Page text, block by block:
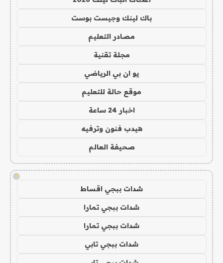
باك لينك وجيست بوست
مصادر التعليم
مجلة تقنية
يو ان بي الرياضي
موقع حالة للتعليم
اخبار 24 ساعة
هيدب فنون وترفيه
صحيفة العالم
!
شدات ببجي اقساط
شدات ببجي تمارا
شدات ببجي تمارا
شدات ببجي تابي